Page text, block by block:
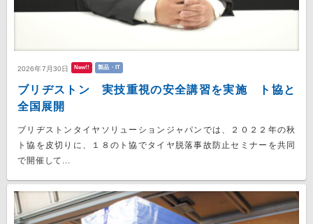
2026年7月30日 New!! 製品・IT
ブリヂストン 実技重視の安全講習を実施 ト協と
全国展開
ブリヂストンタイヤソリューションジャパンでは、２０２２年の秋
ト協を皮切りに、１８のト協でタイヤ脱落事故防止セミナーを共同
で開催して...